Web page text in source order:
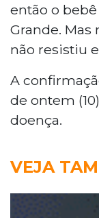
então o
Grande.
não resistiu
A
de ontem
doença.
VEJA